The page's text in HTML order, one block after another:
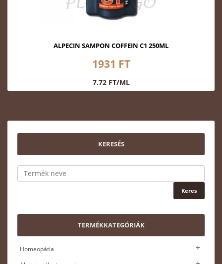
ALPECIN SAMPON COFFEIN C1 250ML
1931 FT
7.72 FT/ML
KERESÉS
TERMÉKKATEGÓRIÁK
Homeopátia